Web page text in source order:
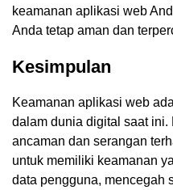
keamanan aplikasi web
Anda tetap aman dan
Kesimpulan
Keamanan aplikasi web
dalam dunia digital saat
ancaman dan serangan
untuk memiliki keamanan
data pengguna, mencegah